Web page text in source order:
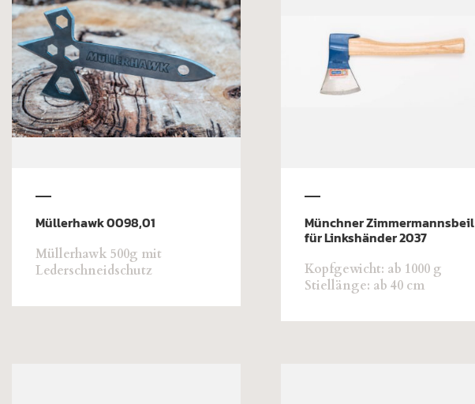
Müllerhawk 0098,01
Müllerhawk 500g mit
Lederschneidschutz
Münchner Zimmermannsbeil
für Linkshänder 2037
Kopfgewicht: ab 1000 g
Stiellänge: ab 40 cm